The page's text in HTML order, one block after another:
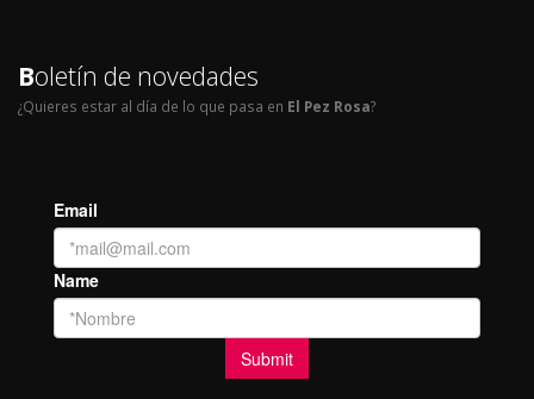
Boletín de novedades
¿Quieres estar al día de lo que pasa en El Pez Rosa?